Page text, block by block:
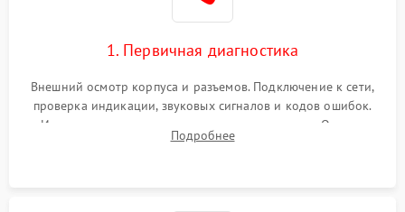
1. Первичная диагностика
Внешний осмотр корпуса и разъемов. Подключение к сети,
проверка индикации, звуковых сигналов и кодов ошибок.
Измерение входного и выходного напряжения. Оценка
реакции ИБП на отключение основного питания без
Подробнее